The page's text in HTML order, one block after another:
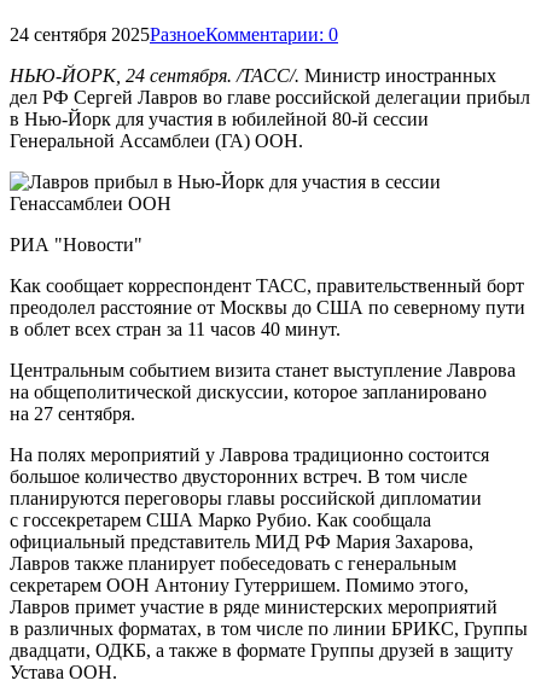
24 сентября 2025РазноеКомментарии: 0
НЬЮ-ЙОРК, 24 сентября. /ТАСС/. Министр иностранных
дел РФ Сергей Лавров во главе российской делегации прибыл
в Нью-Йорк для участия в юбилейной 80-й сессии
Генеральной Ассамблеи (ГА) ООН.
РИА "Новости"
Как сообщает корреспондент ТАСС, правительственный борт
преодолел расстояние от Москвы до США по северному пути
в облет всех стран за 11 часов 40 минут.
Центральным событием визита станет выступление Лаврова
на общеполитической дискуссии, которое запланировано
на 27 сентября.
На полях мероприятий у Лаврова традиционно состоится
большое количество двусторонних встреч. В том числе
планируются переговоры главы российской дипломатии
с госсекретарем США Марко Рубио. Как сообщала
официальный представитель МИД РФ Мария Захарова,
Лавров также планирует побеседовать с генеральным
секретарем ООН Антониу Гутерришем. Помимо этого,
Лавров примет участие в ряде министерских мероприятий
в различных форматах, в том числе по линии БРИКС, Группы
двадцати, ОДКБ, а также в формате Группы друзей в защиту
Устава ООН.